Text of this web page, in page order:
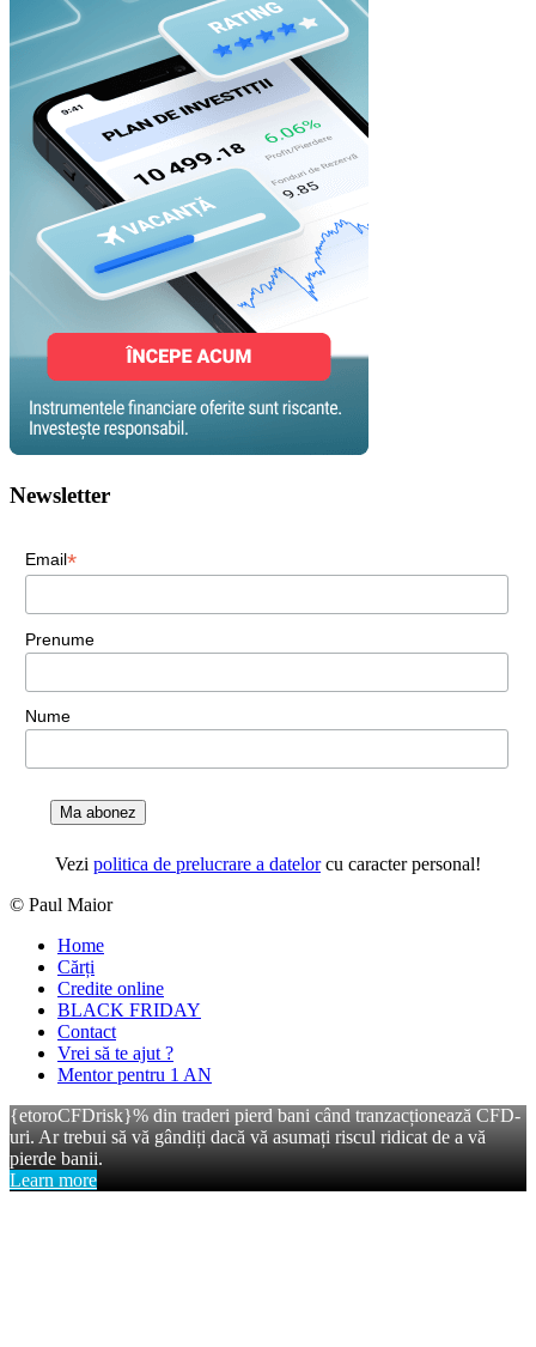
Newsletter
Email*
Prenume
Nume
Ma abonez
Vezi politica de prelucrare a datelorcu caracter personal!
© Paul Maior
Home
Cărți
Credite online
BLACK FRIDAY
Contact
Vrei să te ajut ?
Mentor pentru 1 AN
{etoroCFDrisk}% din traderi pierd bani când tranzacționează CFD-
uri. Ar trebui să vă gândiți dacă vă asumați riscul ridicat de a vă
pierde banii.
Learn more